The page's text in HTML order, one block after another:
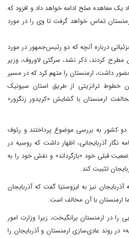
یک معاهده صلح ادامه خواهد داد و افزود که
تماس خواهد گرفت تا وی را در مورد
درباره آنچه که دو رئیس‌جمهور در مورد
مطرح کردند، ذکر نشد، سرگئی لاوروف، وزیر
داشت، ارمنستان را متهم کرد که در مسیر
خطوط ترانزیتی از طریق استان سیونیک
ارمنستان با گشایش «کریدور زنگزور»
کشور به بررسی موضوع پرداختند و رئوف
نگار آذربایجانی، اظهار داشت که روسیه در
قبلی خود «بازگرداند» و نقش خود را به
تثبیت کند.
نیز به ایزوستیا گفت که آذربایجان
ارمنستان با آن مخالف است.
را در ارمنستان برانگیخت، زیرا وزارت امور
در روند عادی‌سازی ارمنستان و آذربایجان را